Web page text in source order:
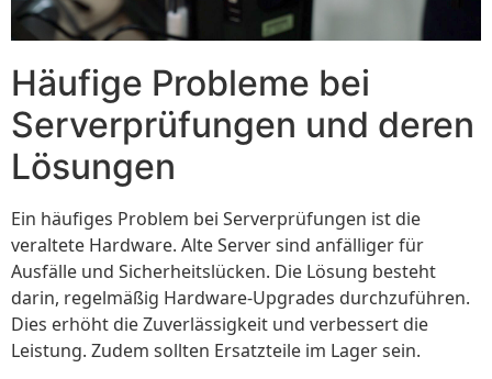
Häufige Probleme bei
Serverprüfungen und deren
Lösungen
Ein häufiges Problem bei Serverprüfungen ist die
veraltete Hardware. Alte Server sind anfälliger für
Ausfälle und Sicherheitslücken. Die Lösung besteht
darin, regelmäßig Hardware-Upgrades durchzuführen.
Dies erhöht die Zuverlässigkeit und verbessert die
Leistung. Zudem sollten Ersatzteile im Lager sein.